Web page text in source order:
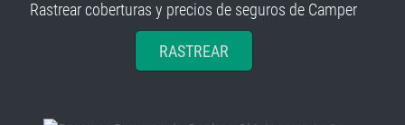
RASTREAR